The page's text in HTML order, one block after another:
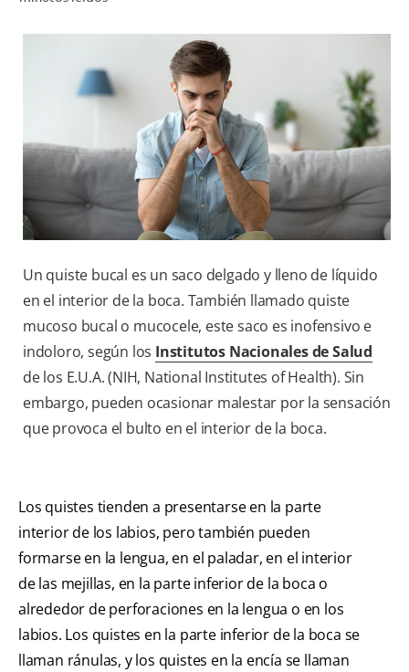
CORRESPONDENCIA DE PRODUCTOS
PROMOCIONES
PA (ES)
SUSCRÍBASE
Un quiste bucal es un saco delgado y lleno de líquido
en el interior de la boca. También llamado quiste
mucoso bucal o mucocele, este saco es inofensivo e
indoloro, según los Institutos Nacionales de Salud
de los E.U.A. (NIH, National Institutes of Health). Sin
embargo, pueden ocasionar malestar por la sensación
que provoca el bulto en el interior de la boca.
Los quistes tienden a presentarse en la parte
interior de los labios, pero también pueden
formarse en la lengua, en el paladar, en el interior
de las mejillas, en la parte inferior de la boca o
alrededor de perforaciones en la lengua o en los
labios. Los quistes en la parte inferior de la boca se
llaman ránulas, y los quistes en la encía se llaman